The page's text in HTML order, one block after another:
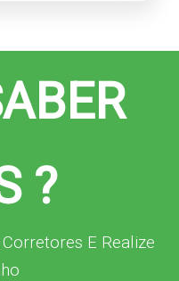
?
E Realize